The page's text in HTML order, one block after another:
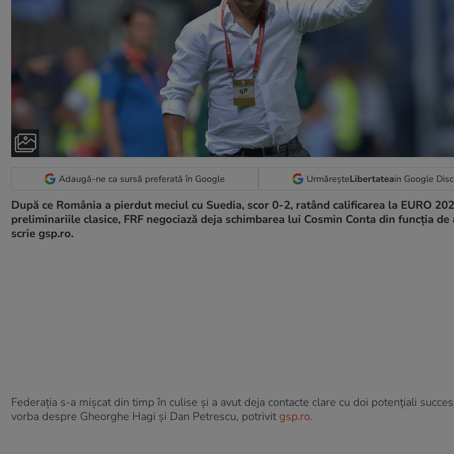
Adaugă-ne ca sursă preferată în Google UrmăreșteLibertateain Google
După ce România a pierdut meciul cu Suedia, scor 0-2, ratând calificarea la EURO
preliminariile clasice, FRF negociază deja schimbarea lui Cosmin Conta din funcția de
scrie gsp.ro.
Federația s-a mișcat din timp în culise și a avut deja contacte clare cu doi potențiali
vorba despre Gheorghe Hagi și Dan Petrescu, potrivit gsp.ro.